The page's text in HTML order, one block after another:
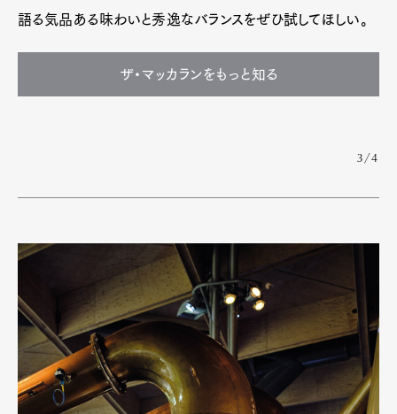
語る気品ある味わいと秀逸なバランスをぜひ試してほしい。
ザ・マッカランをもっと知る
3/4